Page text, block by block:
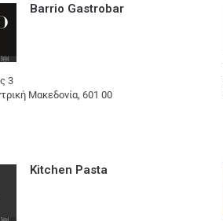
Barrio Gastrobar
3
Μακεδονία, 601 00
Kitchen Pasta